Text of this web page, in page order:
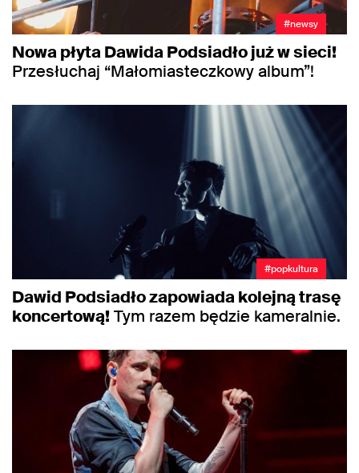
#newsy
Nowa płyta Dawida Podsiadło już w sieci!
Przesłuchaj “Małomiasteczkowy album”!
#popkultura
Dawid Podsiadło zapowiada kolejną trasę
koncertową!Tym razem będzie kameralnie.